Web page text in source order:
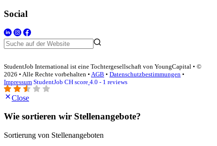
Social
StudentJob International ist eine Tochtergesellschaft von YoungCapital • ©
2026 • Alle Rechte vorbehalten • AGB • Datenschutzbestimmungen •
Impressum StudentJob CH score 4.0 - 1 reviews
Close
Wie sortieren wir Stellenangebote?
Sortierung von Stellenangeboten